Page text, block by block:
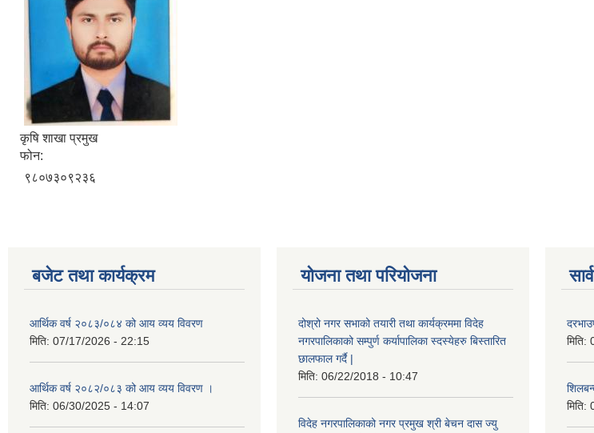
कृषि शाखा प्रमुख
फोन:
९८०७३०९२३६
बजेट तथा कार्यक्रम
आर्थिक वर्ष २०८३/०८४ को आय व्यय विवरण
मिति: 07/17/2026 - 22:15
आर्थिक वर्ष २०८२/०८३ को आय व्यय विवरण ।
मिति: 06/30/2025 - 14:07
योजना तथा परियोजना
दोश्रो नगर सभाको तयारी तथा कार्यक्रममा विदेह
नगरपालिकाको सम्पुर्ण कर्यापालिका स्दस्येहरु बिस्तारित
छालफाल गर्दै |
मिति: 06/22/2018 - 10:47
विदेह नगरपालिकाको नगर प्रमुख श्री बेचन दास ज्यु
मिति:
मिति: